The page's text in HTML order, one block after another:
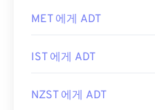
MET 에게 ADT
IST 에게 ADT
NZST 에게 ADT